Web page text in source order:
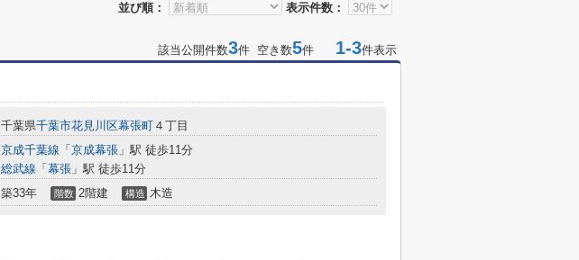
並び順： 表示件数：
該当公開件数3件 空き数5件 1-3件表示
千葉県千葉市花見川区幕張町 ４丁目
京成千葉線 「 京成幕張 」駅 徒歩11分
総武線 「 幕張 」駅 徒歩11分
築33年 階数 2階建 構造 木造